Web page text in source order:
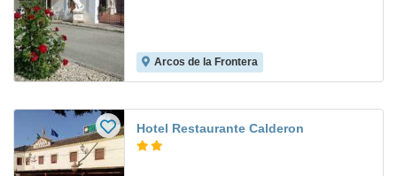
Arcos de la Frontera
Hotel Restaurante Calderon